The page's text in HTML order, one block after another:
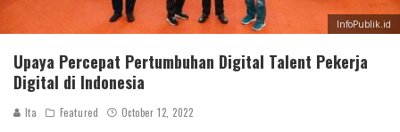
InfoPublik.id
Upaya Percepat Pertumbuhan Digital Talent Pekerja
Digital di Indonesia
Ita Featured October 12, 2022